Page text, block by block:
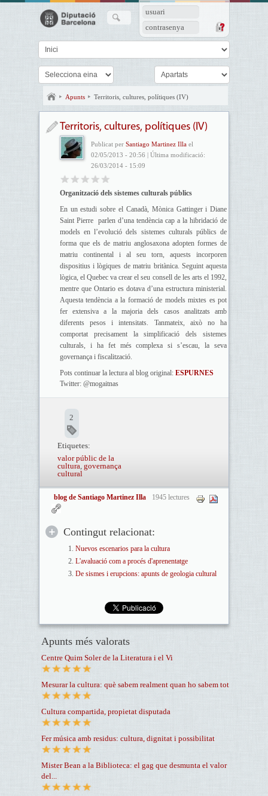
usuari
contrasenya
Apunts Territoris, cultures, polítiques (IV)
Territoris, cultures, polítiques (IV)
Publicat per Santiago Martinez Illael
02/05/2013 - 20:56 | Última modificació:
26/03/2014 - 15:09
Organització dels sistemes culturals públics
En un estudi sobre el Canadà, Mònica Gattinger i Diane
Saint Pierre parlen d’una tendència cap a la hibridació de
models en l’evolució dels sistemes culturals públics de
forma que els de matriu anglosaxona adopten formes de
matriu continental i al seu torn, aquests incorporen
dispositius i lògiques de matriu britànica. Seguint aquesta
lògica, el Quebec va crear el seu consell de les arts el 1992,
mentre que Ontario es dotava d’una estructura ministerial.
Aquesta tendència a la formació de models mixtes es pot
fer extensiva a la majoria dels casos analitzats amb
diferents pesos i intensitats. Tanmateix, això no ha
comportat precisament la simplificació dels sistemes
culturals, i ha fet més complexa si s’escau, la seva
governança i fiscalització.
Pots continuar la lectura al blog original: ESPURNES
Twitter: @mogaitnas
2
Etiquetes:
valor públic de la
cultura, governança
cultural
blog de Santiago Martinez Illa 1945 lectures
Contingut relacionat:
Nuevos escenarios para la cultura
L'avaluació com a procés d'aprenentatge
De sismes i erupcions: apunts de geologia cultural
Apunts més valorats
Centre Quim Soler de la Literatura i el Vi
Mesurar la cultura: què sabem realment quan ho sabem tot
Cultura compartida, propietat disputada
Fer música amb residus: cultura, dignitat i possibilitat
Mister Bean a la Biblioteca: el gag que desmunta el valor
del...